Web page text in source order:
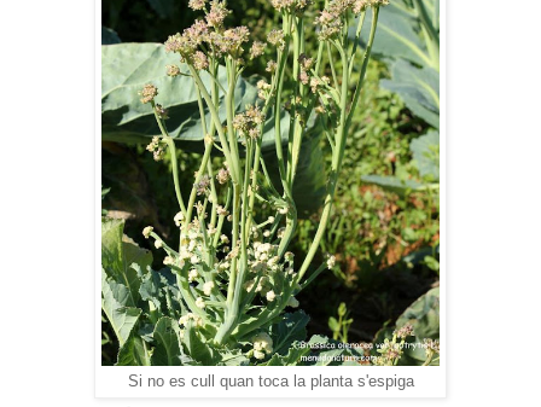
Si no es cull quan toca la planta s'espiga